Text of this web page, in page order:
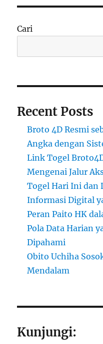
Cari
Recent Posts
Broto 4D Resmi
Angka dengan
Link Togel
Mengenai Jalur
Togel Hari Ini dan
Informasi Digital
Peran Paito HK
Pola Data Harian
Dipahami
Obito Uchiha
Mendalam
Kunjungi: